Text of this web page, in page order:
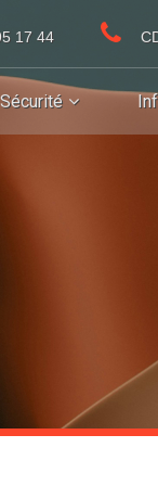
17 44
Sécurité